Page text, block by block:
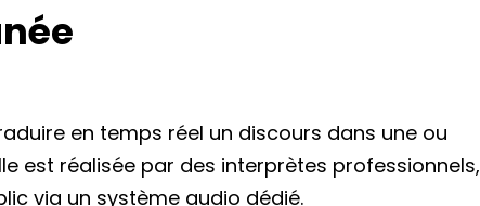
en temps réel un discours dans une ou
est réalisée par des interprètes professionnels,
via un système audio dédié.